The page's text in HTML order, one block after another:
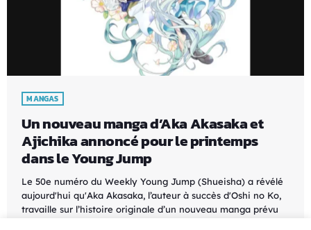
MANGAS
Un nouveau manga d’Aka Akasaka et
Ajichika annoncé pour le printemps
dans le Young Jump
Le 50e numéro du Weekly Young Jump (Shueisha) a révélé
aujourd'hui qu'Aka Akasaka, l’auteur à succès d'Oshi no Ko,
travaille sur l’histoire originale d’un nouveau manga prévu